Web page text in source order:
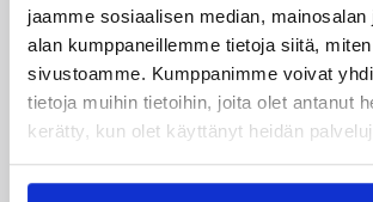
jaamme sosiaalisen median,
alan kumppaneillemme tietoja siitä,
sivustoamme. Kumppanimme voivat
tietoja muihin tietoihin, joita olet antanut
kerätty, kun olet käyttänyt heidän
Emma Laaksonen
Emmi
Emmi Vapamaa
Evita Iiskola
Janniina Koivunen
Meral